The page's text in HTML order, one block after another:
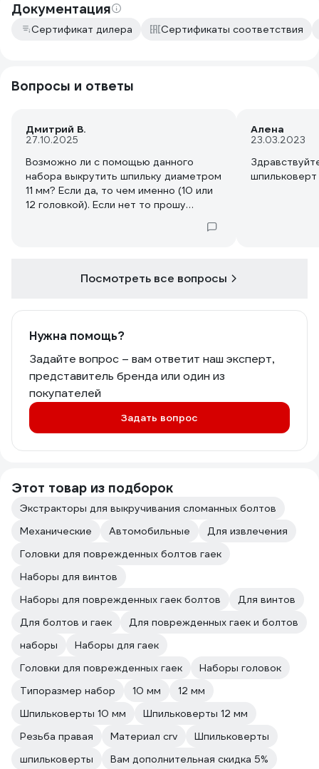
Документация
Сертификат дилера Сертификаты соответствия
Вопросы и ответы
Дмитрий В.
27.10.2025
Возможно ли с помощью данного
набора выкрутить шпильку диаметром
11 мм? Если да, то чем именно (10 или
12 головкой). Если нет то прошу
Алена
23.03.2023
шпильковерт
Посмотреть все вопросы
Нужна помощь?
Задайте вопрос – вам ответит наш эксперт,
представитель бренда или один из
покупателей
Задать вопрос
Этот товар из подборок
Экстракторы для выкручивания сломанных болтов
Механические
Автомобильные
Для извлечения
Головки для поврежденных болтов гаек
Наборы для винтов
Наборы для поврежденных гаек болтов
Для винтов
Для болтов и гаек
Для поврежденных гаек и болтов
наборы
Наборы для гаек
Головки для поврежденных гаек
Наборы головок
Типоразмер набор
10 мм
12 мм
Шпильковерты 10 мм
Шпильковерты 12 мм
Резьба правая
Материал crv
Шпильковерты
шпильковерты
Вам дополнительная скидка 5%